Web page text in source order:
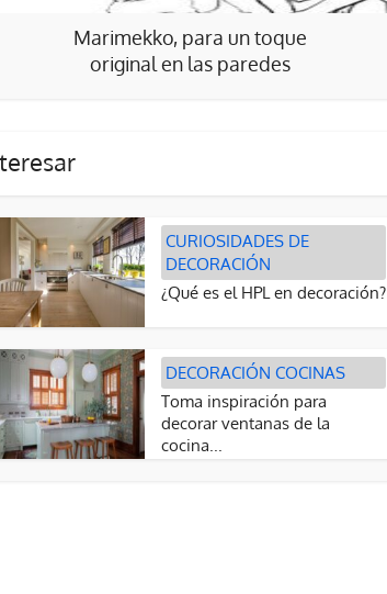
Marimekko, para un toque
original en las paredes
CURIOSIDADES DE
DECORACIÓN
¿Qué es el HPL en decoración?
DECORACIÓN COCINAS
Toma inspiración para
decorar ventanas de la
cocina...